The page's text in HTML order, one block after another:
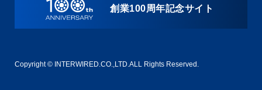
創業100周年記念サイト
Copyright © INTERWIRED.CO.,LTD.ALL Rights Reserved.